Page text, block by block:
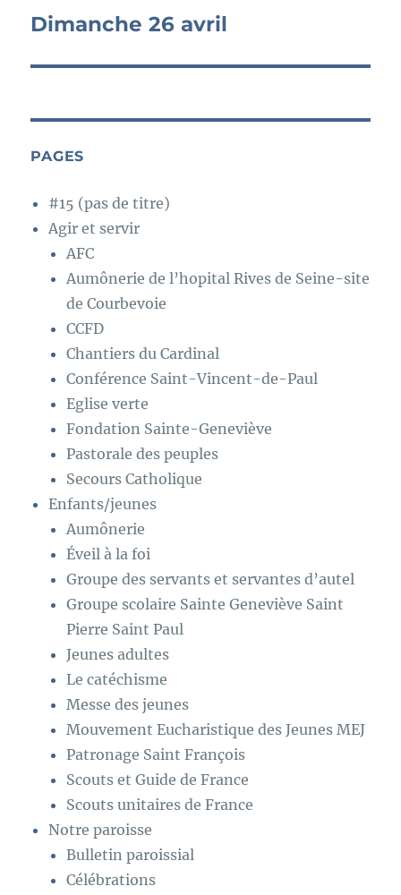
Publication
Dimanche 26 avril
PAGES
#15 (pas de titre)
Agir et servir
AFC
Aumônerie de l’hopital Rives de Seine-site
de Courbevoie
CCFD
Chantiers du Cardinal
Conférence Saint-Vincent-de-Paul
Eglise verte
Fondation Sainte-Geneviève
Pastorale des peuples
Secours Catholique
Enfants/jeunes
Aumônerie
Éveil à la foi
Groupe des servants et servantes d’autel
Groupe scolaire Sainte Geneviève Saint
Pierre Saint Paul
Jeunes adultes
Le catéchisme
Messe des jeunes
Mouvement Eucharistique des Jeunes MEJ
Patronage Saint François
Scouts et Guide de France
Scouts unitaires de France
Notre paroisse
Bulletin paroissial
Célébrations